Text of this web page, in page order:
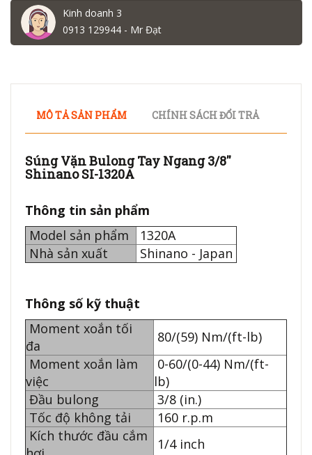
Kinh doanh 3
0913 129944 - Mr Đạt
MÔ TẢ SẢN PHẨM CHÍNH SÁCH ĐỔI TRẢ
Súng Vặn Bulong Tay Ngang 3/8''
Shinano SI-1320A
Thông tin sản phẩm
Model sản phẩm
1320A
Nhà sản xuất
Shinano - Japan
Thông số kỹ thuật
Moment xoắn tối
đa
80/(59) Nm/(ft-lb)
Moment xoắn làm
việc
0-60/(0-44) Nm/(ft-
lb)
Đầu bulong
3/8 (in.)
Tốc độ không tải
160 r.p.m
Kích thước đầu cắm
1/4 inch